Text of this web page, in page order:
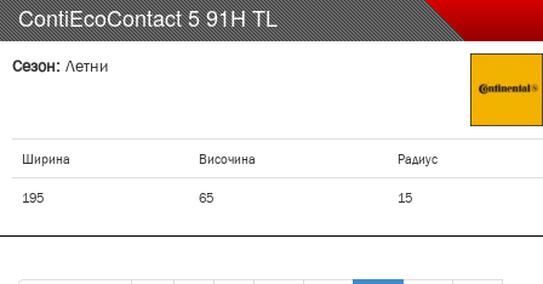
ContiEcoContact 591HTL
Сезон: Летни
Ширина Височина Радиус
195 65 15